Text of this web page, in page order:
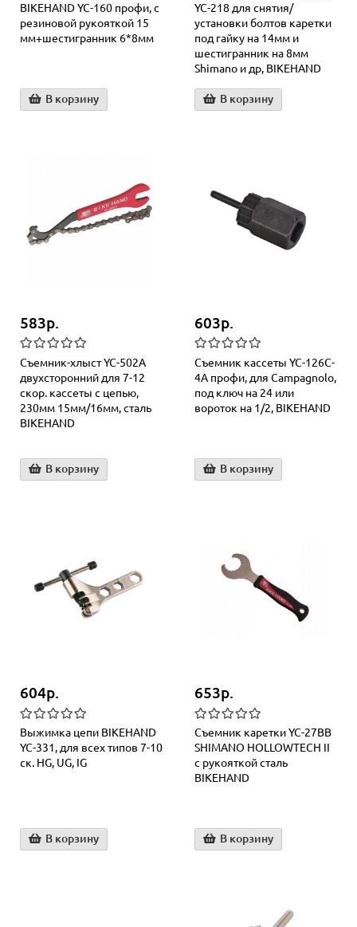
BIKEHAND YC-160 профи, с
резиновой рукояткой 15
мм+шестигранник 6*8мм
В корзину
YC-218 для снятия/
установки болтов каретки
под гайку на 14мм и
шестигранник на 8мм
Shimano и др, BIKEHAND
В корзину
583р.
Съемник-хлыст YC-502A
двухсторонний для 7-12
скор. кассеты с цепью,
230мм 15мм/16мм, сталь
BIKEHAND
В корзину
603р.
Съемник кассеты YC-126C-
4A профи, для Campagnolo,
под ключ на 24 или
вороток на 1/2, BIKEHAND
В корзину
604р.
Выжимка цепи BIKEHAND
YC-331, для всех типов 7-10
ск. HG, UG, IG
В корзину
653р.
Съемник каретки YC-27BB
SHIMANO HOLLOWTECH II
с рукояткой сталь
BIKEHAND
В корзину